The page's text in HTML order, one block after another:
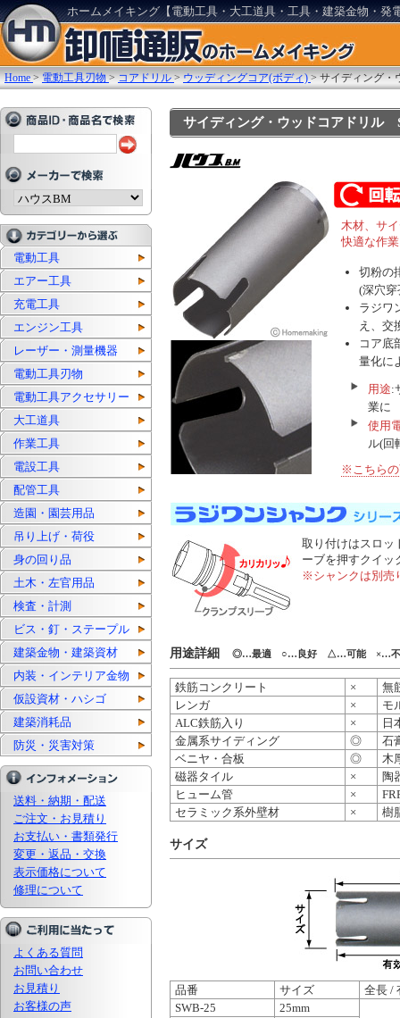
ホームメイキング【電動工具・大工道具・工具・建築金物・発
Home >電動工具刃物 >コアドリル >ウッディングコア(ボディ) >サイディング
電動工具
エアー工具
充電工具
エンジン工具
レーザー・測量機器
電動工具刃物
電動工具アクセサリー
大工道具
作業工具
電設工具
配管工具
造園・園芸用品
吊り上げ・荷役
身の回り品
土木・左官用品
検査・計測
ビス・釘・ステープル
建築金物・建築資材
内装・インテリア金物
仮設資材・ハシゴ
建築消耗品
防災・災害対策
送料・納期・配送
ご注文・お見積り
お支払い・書類発行
変更・返品・交換
表示価格について
修理について
よくある質問
お問い合わせ
お見積り
お客様の声
サイディング・ウッドコアドリル
木材、サ
快適な作
切粉の
(深穴
ラジワ
え、交
コア底
量化に
用途:
業に
使用
ル(回
※こちらの
取り付けはスロッ
ーブを押すクイッ
※シャンクは別売
用途詳細 ◎…最適 ○…良好 △…可能 ×…不
鉄筋コンクリート ×
無
レンガ
×
モ
ALC鉄筋入り
×
日
金属系サイディング
◎
石
ベニヤ・合板
◎
木
磁器タイル
×
陶
ヒューム管
×
セラミック系外壁材
× 樹
サイズ
品番 サイズ
全長 /
SWB-25
25mm